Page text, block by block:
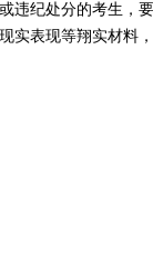
违纪处分的考生，
实表现等翔实材料